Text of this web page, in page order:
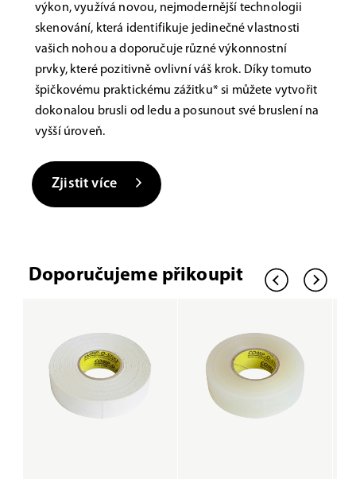
výkon, využívá novou, nejmodernější technologii
skenování, která identifikuje jedinečné vlastnosti
vašich nohou a doporučuje různé výkonnostní
prvky, které pozitivně ovlivní váš krok. Díky tomuto
špičkovému praktickému zážitku* si můžete vytvořit
dokonalou brusli od ledu a posunout své bruslení na
vyšší úroveň.
Zjistit více
Doporučujeme přikoupit